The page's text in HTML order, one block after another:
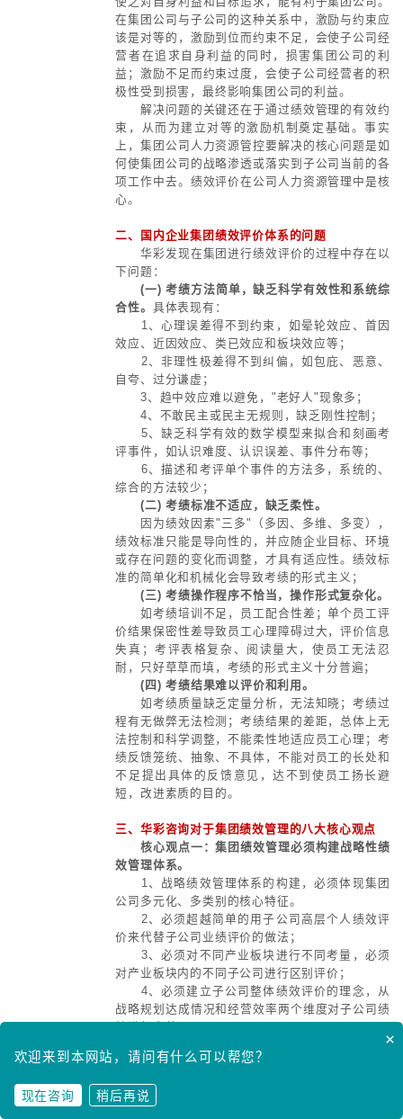
(1) 兑现激励时现金支出较大；
(2) 行权和抛售时价格难以确定。
4、适用对象：
现金流较为充裕的上市或非上市
(四) 账面价值增值权
1、实施方式：
直接拿每股净资产的增加值来激
(1) 购买型：激励对象在期初按
公司；
(2) 虚拟性：激励对象在期初不
授予一定数量的名义股份，在期末按
净资产的增量和名义股权的数量来计
益，并支付现金。
2、优点：
(1) 激励效果不受股价影响；
(2) 激励对象无需现金支出；
(3) 方式操作简单，只需公司股东
3、缺点：
每股净资产的增加幅度有限，难
励作用。
4、适用对象：
现金流充裕且股价稳定的上市或
(五) 员工持股计划
1、实施方式：
(1) 通过信托基金组织用计划实
利润回购股东手中的股权，分配给员
(2) 企业建立员工信托基金组织
会）购买股东股权，按照员工持股
售。
2、优点：
(1) 员工持股有利于员工对企业
发言权和监督权，更加关注企业的发
凝聚力、竞争力，调动员工积极性；
(2) 员工承担了一定的投资风险
员工的风险意识。可抵御敌意收购。
3、缺点：
(1) 员工可能需要支出现金或承担
(2) 员工所持股权不能转让、交易
(3) 福利性较强，激励性较差；
(4) 平均化会降低员工积极性。
律基础和政策指导。
4、适用对象：
行业较成熟、有稳定增长的公司
(六) 股票增值权
公司指定规定数量的股票给激励